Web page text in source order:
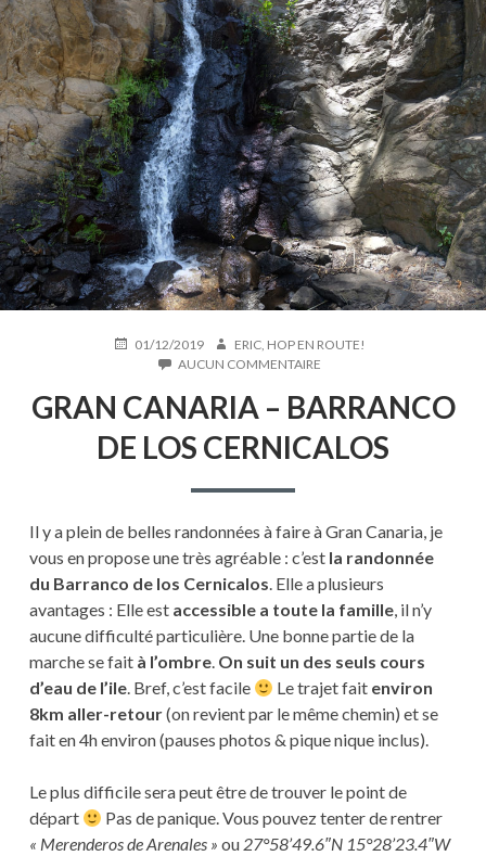
PUBLIÉ01/12/2019 AUTEUR
ERIC, HOP EN ROUTE!
AUCUN COMMENTAIRE
CANARIA
–
BARRANCO
DE
GRAN CANARIA – BARRANCO
DE LOS CERNICALOS
Il y a plein de belles randonnées à faire à Gran Canaria, je
vous en propose une très agréable : c’est la randonnée
du Barranco de los Cernicalos. Elle a plusieurs
avantages : Elle est accessible a toute la famille, il n’y
aucune difficulté particulière. Une bonne partie de la
marche se fait à l’ombre. On suit un des seuls cours
d’eau de l’ile. Bref, c’est facile Le trajet fait environ
8km aller-retour(on revient par le même chemin) et se
fait en 4h environ (pauses photos & pique nique inclus).
Le plus difficile sera peut être de trouver le point de
départ
Pas de panique. Vous pouvez tenter de rentrer
« Merenderos de Arenales » ou 27°58’49.6″N 15°28’23.4″W